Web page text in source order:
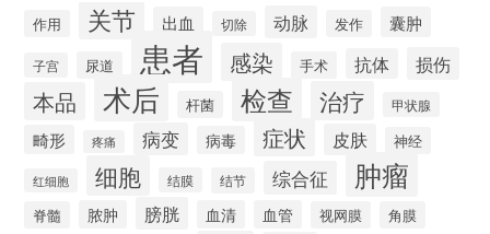
作用 关节 出血 切除 动脉 发作 囊肿
子宫 尿道 患者 感染 手术 抗体 损伤
本品 术后 杆菌 检查 治疗 甲状腺
畸形 疼痛 病变 病毒 症状 皮肤 神经
红细胞 细胞 结膜 结节 综合征 肿瘤
脊髓 脓肿 膀胱 血清 血管 视网膜 角膜